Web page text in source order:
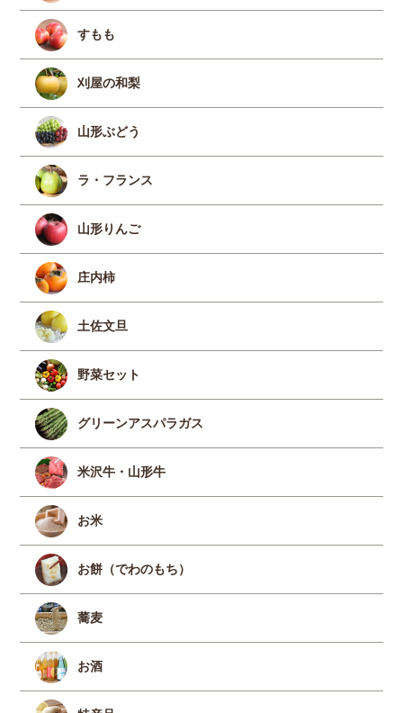
すもも
刈屋の和梨
山形ぶどう
ラ・フランス
山形りんご
庄内柿
土佐文旦
野菜セット
グリーンアスパラガス
米沢牛・山形牛
お米
お餅（でわのもち）
蕎麦
お酒